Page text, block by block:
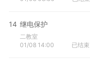
14 继电保护
二教室
01/08 14:00
已结束